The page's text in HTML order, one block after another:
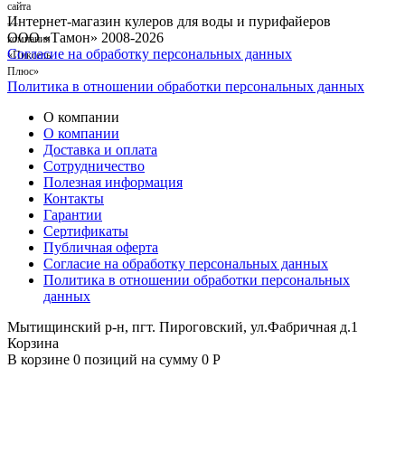
Интернет-магазин кулеров для воды и пурифайеров
ООО «Тамон» 2008-2026
Согласие на обработку персональных данных
Политика в отношении обработки персональных данных
О компании
О компании
Доставка и оплата
Сотрудничество
Полезная информация
Контакты
Гарантии
Сертификаты
Публичная оферта
Согласие на обработку персональных данных
Политика в отношении обработки персональных
данных
Мытищинский р-н, пгт. Пироговский, ул.Фабричная д.1
Корзина
В корзине 0 позиций на сумму 0 Р